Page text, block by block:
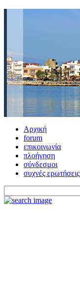
Αρχική
forum
επικοινωνία
πλοήγηση
σύνδεσμοι
συχνές ερωτήσεις